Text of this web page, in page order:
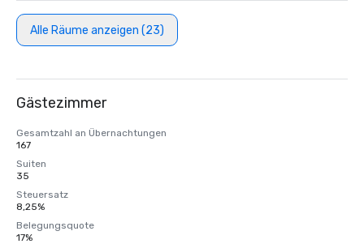
Alle Räume anzeigen (23)
Gästezimmer
Gesamtzahl an Übernachtungen
167
Suiten
35
Steuersatz
8,25%
Belegungsquote
17%